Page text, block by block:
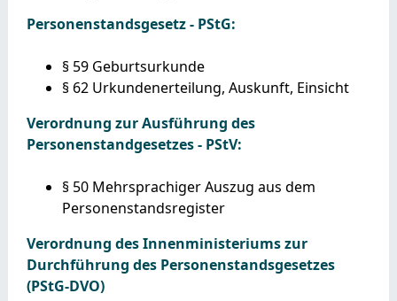
Personenstandsgesetz - PStG:
§ 59 Geburtsurkunde
§ 62 Urkundenerteilung, Auskunft, Einsicht
Verordnung zur Ausführung des
Personenstandgesetzes - PStV:
§ 50 Mehrsprachiger Auszug aus dem
Personenstandsregister
Verordnung des Innenministeriums zur
Durchführung des Personenstandsgesetzes
(PStG-DVO)